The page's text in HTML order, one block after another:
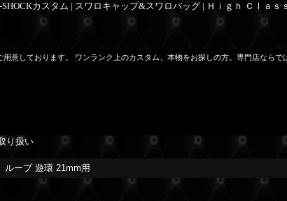
カスタム | スワロキャップ&スワロバッグ | Ｈｉｇｈ Ｃｌａ
意しております。 ワンランク上のカスタム、本物をお探しの方。専門店ならで
り扱い
ループ 遊環 21mm用